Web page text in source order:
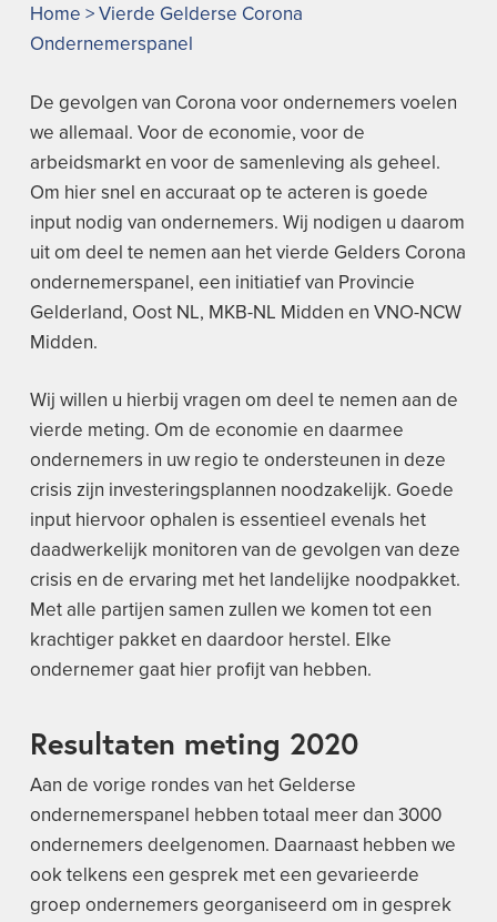
Home > Vierde Gelderse Corona
Ondernemerspanel
De gevolgen van Corona voor ondernemers voelen
we allemaal. Voor de economie, voor de
arbeidsmarkt en voor de samenleving als geheel.
Om hier snel en accuraat op te acteren is goede
input nodig van ondernemers. Wij nodigen u daarom
uit om deel te nemen aan het vierde Gelders Corona
ondernemerspanel, een initiatief van Provincie
Gelderland, Oost NL, MKB-NL Midden en VNO-NCW
Midden.
Wij willen u hierbij vragen om deel te nemen aan de
vierde meting. Om de economie en daarmee
ondernemers in uw regio te ondersteunen in deze
crisis zijn investeringsplannen noodzakelijk. Goede
input hiervoor ophalen is essentieel evenals het
daadwerkelijk monitoren van de gevolgen van deze
crisis en de ervaring met het landelijke noodpakket.
Met alle partijen samen zullen we komen tot een
krachtiger pakket en daardoor herstel. Elke
ondernemer gaat hier profijt van hebben.
Resultaten meting 2020
Aan de vorige rondes van het Gelderse
ondernemerspanel hebben totaal meer dan 3000
ondernemers deelgenomen. Daarnaast hebben we
ook telkens een gesprek met een gevarieerde
groep ondernemers georganiseerd om in gesprek